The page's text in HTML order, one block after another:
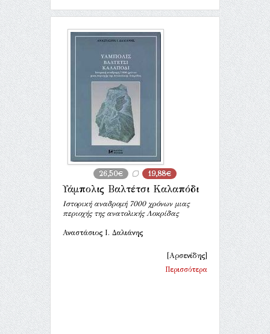
26,50€ 19,88€
Υάμπολις Βαλτέτσι Καλαπόδι
Ιστορική αναδρομή 7000 χρόνων μιας
περιοχής της ανατολικής Λοκρίδας
Αναστάσιος Ι. Δαλιάνης
[Αρσενίδης]
Περισσότερα